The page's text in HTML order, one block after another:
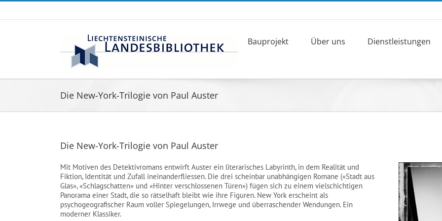
Zum
springen
Bauprojekt Über uns Dienstleistungen
Die New-York-Trilogie von Paul Auster
Die New-York-Trilogie von Paul Auster
Mit Motiven des Detektivromans entwirft Auster ein literarisches Labyrinth, in dem Realität und
Fiktion, Identität und Zufall ineinanderfliessen. Die drei scheinbar unabhängigen Romane («Stadt aus
Glas», «Schlagschatten» und «Hinter verschlossenen Türen») fügen sich zu einem vielschichtigen
Panorama einer Stadt, die so rätselhaft bleibt wie ihre Figuren. New York erscheint als
psychogeografischer Raum voller Spiegelungen, Irrwege und überraschender Wendungen. Ein
moderner Klassiker.